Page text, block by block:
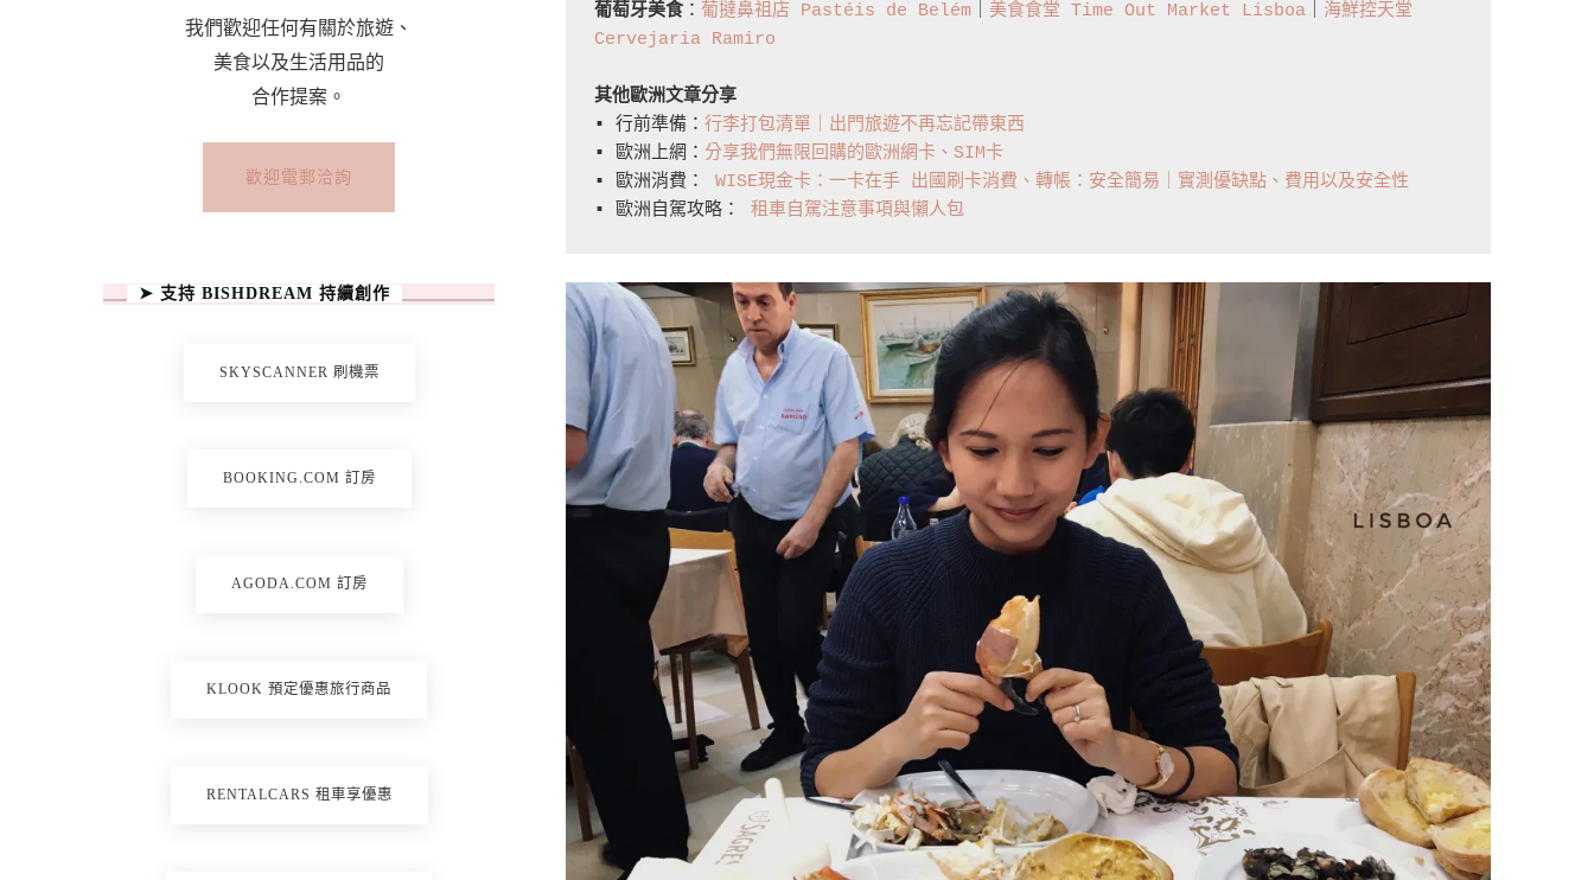
葡萄牙美食 ： 葡撻鼻祖店 Pastéis de Belém 美食食堂 Time Out Market Lisboa
海鮮控天堂
Cervejaria Ramiro
其他歐洲文章分享
▪️ 行前準備： 行李打包清單｜出門旅遊不再忘記帶東西
▪️ 歐洲上網： 分享我們無限回購的歐洲網卡、SIM卡
▪️ 歐洲消費： WISE現金卡：一卡在手 出國刷卡消費、轉帳：安全簡易｜實測優缺點、費用以及安全性
▪️ 歐洲自駕攻略： 租車自駕注意事項與懶人包
我們歡迎任何有關於旅遊、
美食以及生活用品的
合作提案。
歡迎電郵洽詢
➤ 支持 BISHDREAM 持續創作
SKYSCANNER 刷機票
BOOKING.COM 訂房
AGODA.COM 訂房
KLOOK 預定優惠旅行商品
RENTALCARS 租車享優惠